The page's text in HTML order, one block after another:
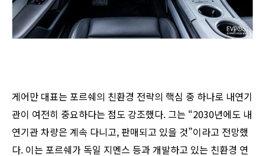
게어만 대표는 포르쉐의 친환경 전략의 핵심 중 하나로 내연기
관이 여전히 중요하다는 점도 강조했다. 그는 “2030년에도 내
연기관 차량은 계속 다니고, 판매되고 있을 것”이라고 전망했
다. 이는 포르쉐가 독일 지멘스 등과 개발하고 있는 친환경 연